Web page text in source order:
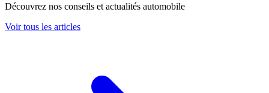
Découvrez nos conseils et actualités automobile
Voir tous les articles